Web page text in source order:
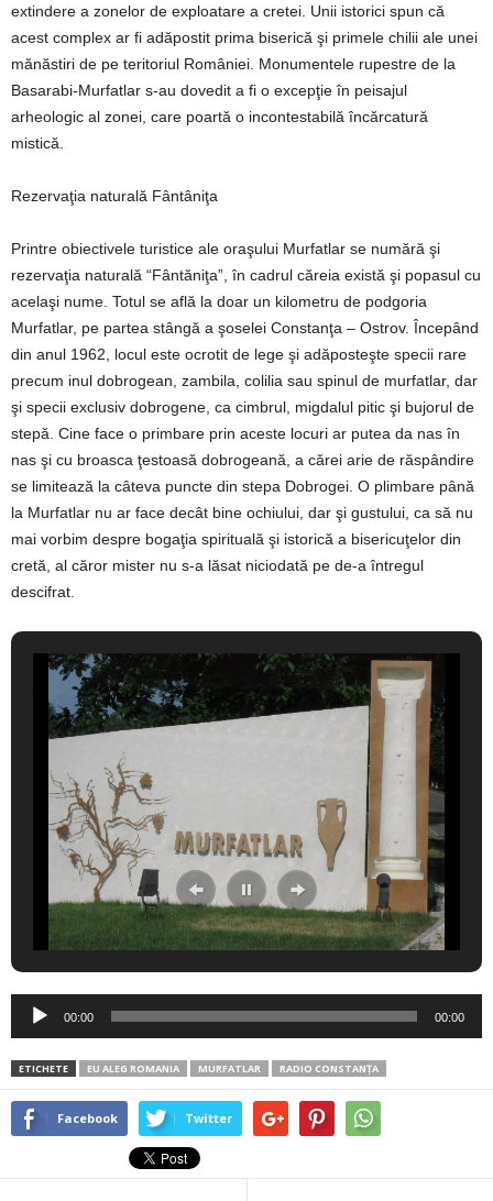
extindere a zonelor de exploatare a cretei. Unii istorici spun că
acest complex ar fi adăpostit prima biserică şi primele chilii ale unei
mănăstiri de pe teritoriul României. Monumentele rupestre de la
Basarabi-Murfatlar s-au dovedit a fi o excepţie în peisajul
arheologic al zonei, care poartă o incontestabilă încărcatură
mistică.
Rezervaţia naturală Fântâniţa
Printre obiectivele turistice ale oraşului Murfatlar se numără şi
rezervaţia naturală “Fântăniţa”, în cadrul căreia există şi popasul cu
acelaşi nume. Totul se află la doar un kilometru de podgoria
Murfatlar, pe partea stângă a şoselei Constanţa – Ostrov. Începând
din anul 1962, locul este ocrotit de lege şi adăposteşte specii rare
precum inul dobrogean, zambila, colilia sau spinul de murfatlar, dar
şi specii exclusiv dobrogene, ca cimbrul, migdalul pitic şi bujorul de
stepă. Cine face o primbare prin aceste locuri ar putea da nas în
nas şi cu broasca ţestoasă dobrogeană, a cărei arie de răspândire
se limitează la câteva puncte din stepa Dobrogei. O plimbare până
la Murfatlar nu ar face decât bine ochiului, dar şi gustului, ca să nu
mai vorbim despre bogaţia spirituală şi istorică a bisericuţelor din
cretă, al căror mister nu s-a lăsat niciodată pe de-a întregul
descifrat.
Player
00:00 00:00
ETICHETE EU ALEG ROMANIA MURFATLAR RADIO CONSTANŢA
Facebook Twitter